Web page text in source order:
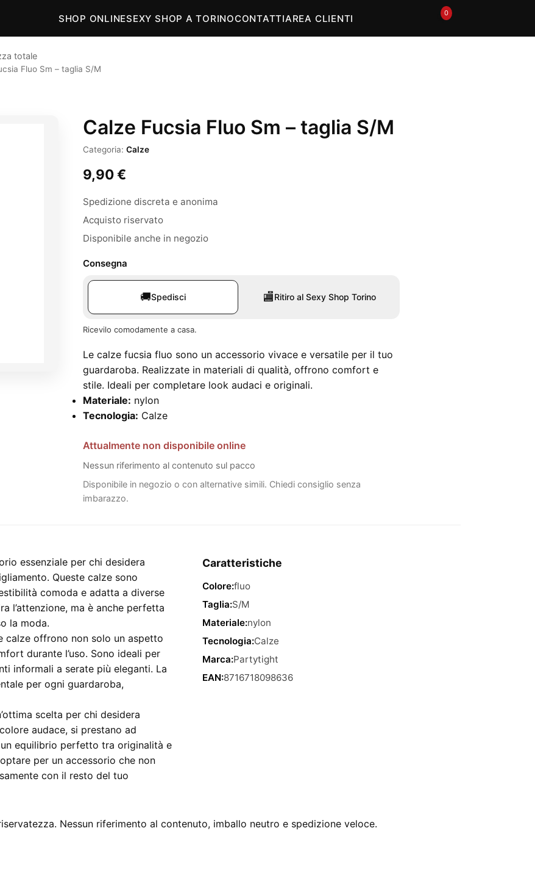
SHOP ONLINESEXY SHOP A TORINOCONTATTIAREA CLIENTI 🛒0
totale
Fluo Sm – taglia S/M
Calze Fucsia Fluo Sm – taglia S/M
Categoria: Calze
9,90€
Spedizione discreta e anonima
Acquisto riservato
Disponibile anche in negozio
Consegna
🚚Spedisci 🏬Ritiro al Sexy Shop Torino
Ricevilo comodamente a casa.
Le calze fucsia fluo sono un accessorio vivace e versatile per il tuo
guardaroba. Realizzate in materiali di qualità, offrono comfort e
stile. Ideali per completare look audaci e originali.
Materiale: nylon
Tecnologia: Calze
Attualmente non disponibile online
Nessun riferimento al contenuto sul pacco
Disponibile in negozio o con alternative simili. Chiedi consiglio senza
imbarazzo.
essenziale per chi desidera
Queste calze sono
comoda e adatta a diverse
l’attenzione, ma è anche perfetta
la moda.
calze offrono non solo un aspetto
durante l’uso. Sono ideali per
informali a serate più eleganti. La
per ogni guardaroba,
scelta per chi desidera
audace, si prestano ad
equilibrio perfetto tra originalità e
per un accessorio che non
con il resto del tuo
Caratteristiche
Colore:fluo
Taglia:S/M
Materiale:nylon
Tecnologia:Calze
Marca:Partytight
EAN:8716718098636
Nessun riferimento al contenuto, imballo neutro e spedizione veloce.